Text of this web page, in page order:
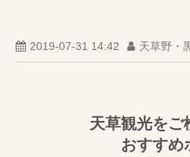
2019-07-31 14:42 天草野・
天草観光をご
おすすめ